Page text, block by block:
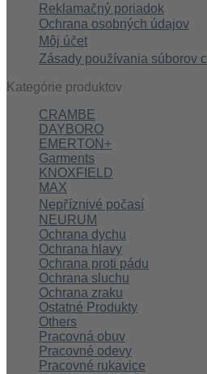
Reklamačný poriadok
Ochrana osobných údajov
Môj účet
Zásady používania súborov
Kategórie produktov
CRAMBE
DAYBORO
EMERTON+
Garments
KNOXFIELD
MAX
Nepříznivé počasí
NEURUM
Ochrana dychu
Ochrana hlavy
Ochrana proti pádu
Ochrana sluchu
Ochrana zraku
Ostatné Produkty
Others
Pracovná obuv
Pracovné odevy
Pracovné rukavice